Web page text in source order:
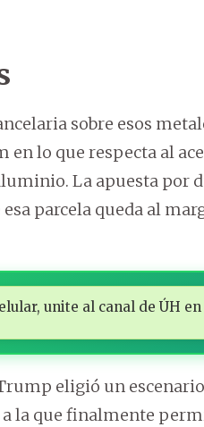
sobre esos
en lo que respecta al
La apuesta por
parcela queda al
unite al canal de ÚH
eligió un
a la que finalmente